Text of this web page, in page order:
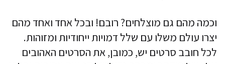
וכמה מהם גם מוצלחים? רובם! ובכל אחד ואחד מהם
יצרו עולם משלו עם שלל דמויות ייחודיות ומזוהות.
לכל חובב סרטים יש, כמובן, את הסרטים האהובים